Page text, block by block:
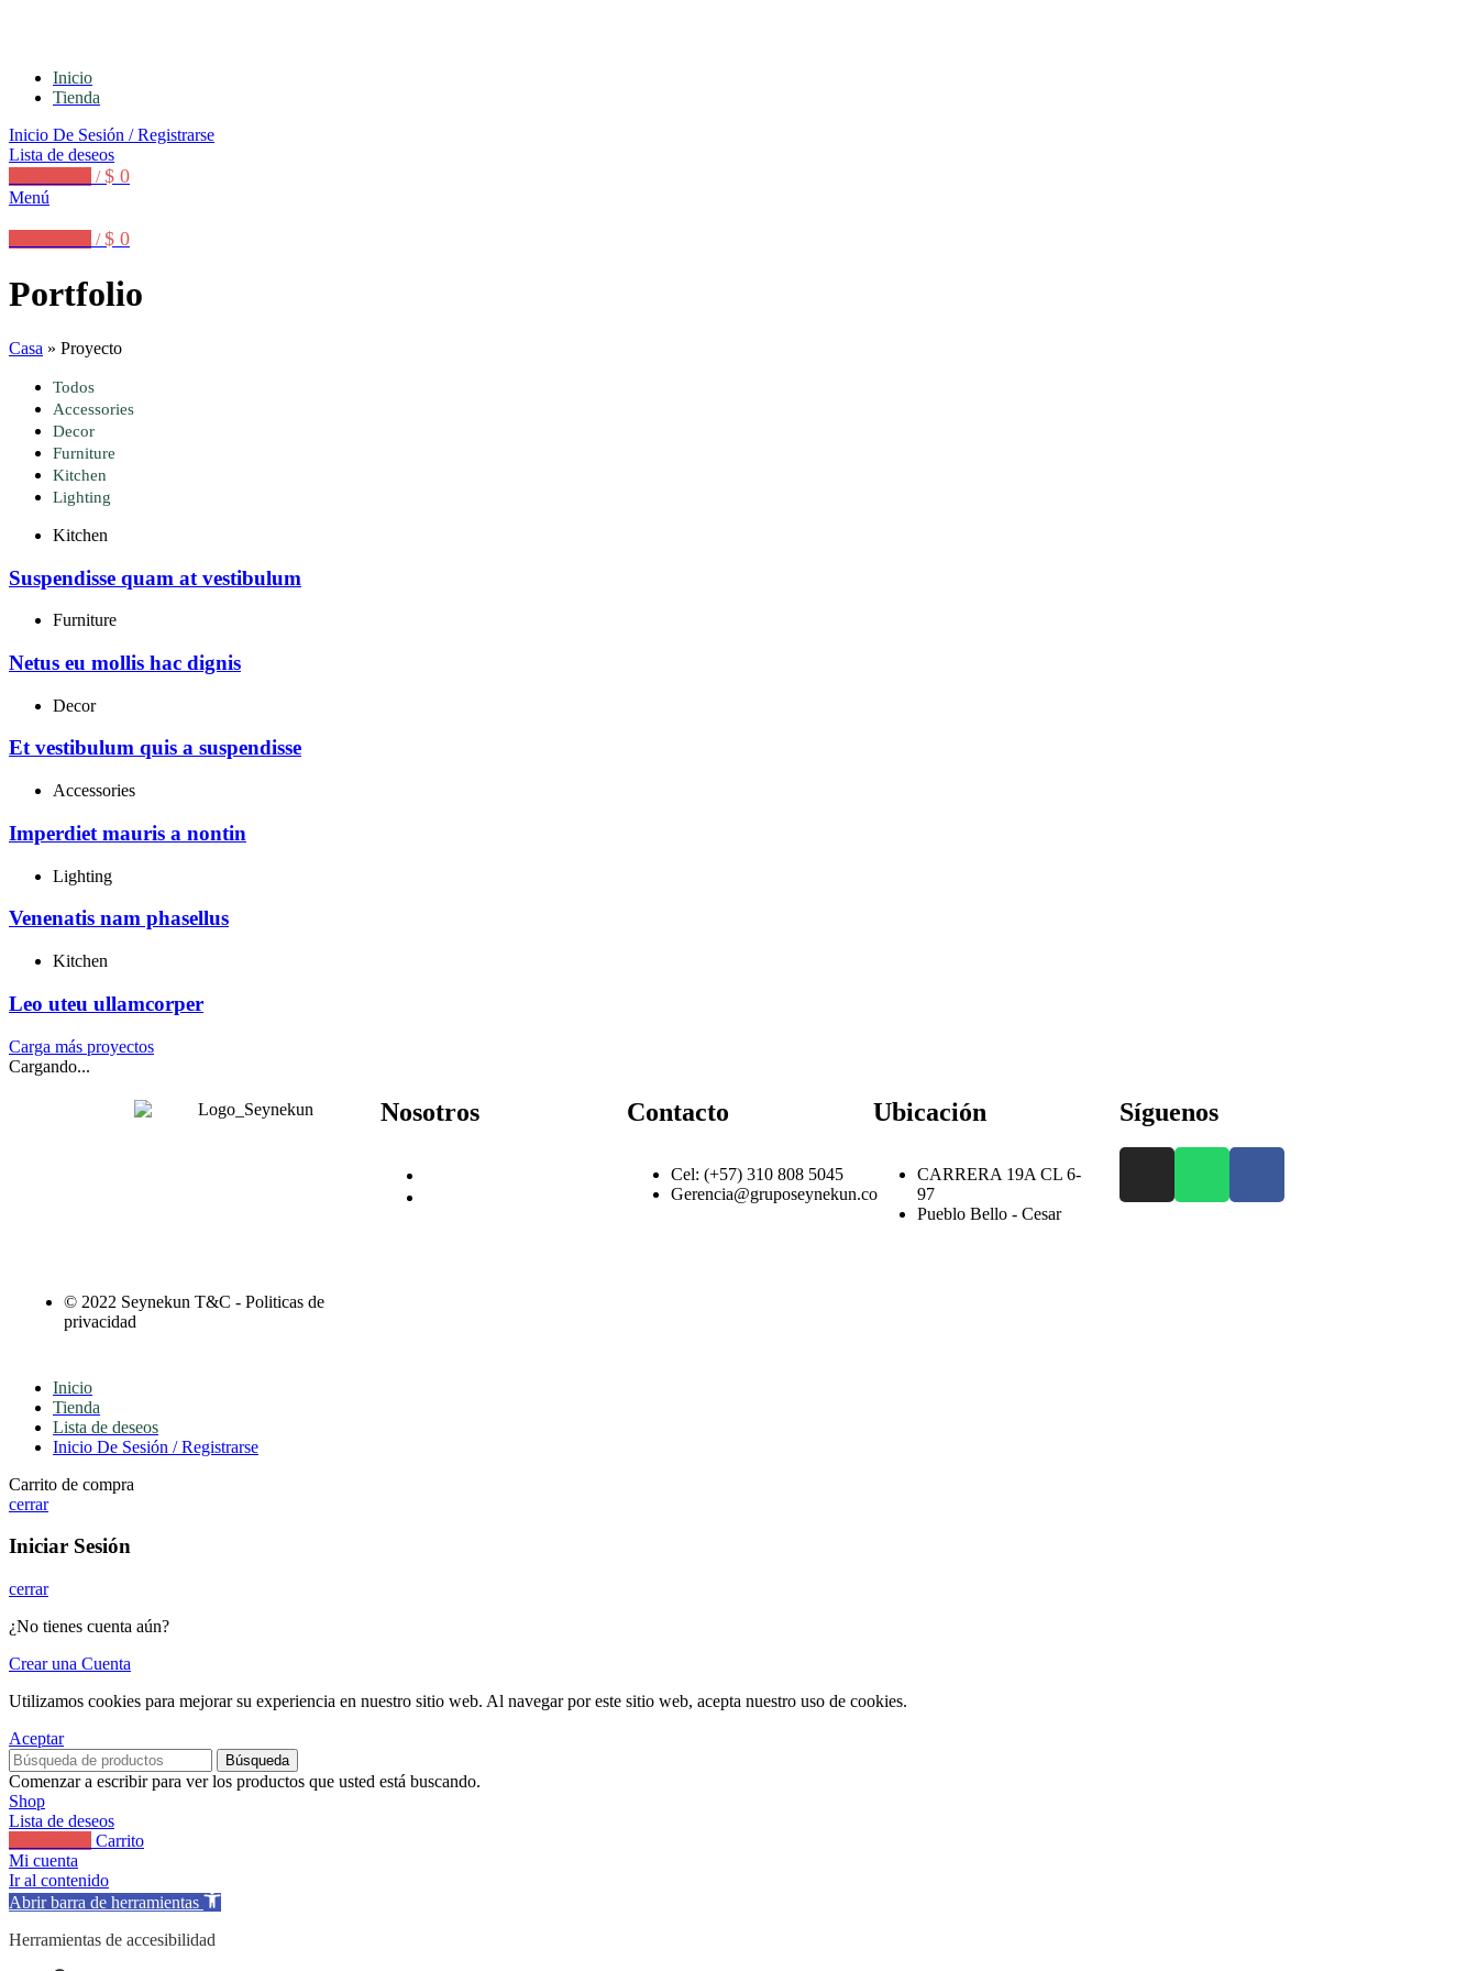
Inicio
Tienda
Inicio De Sesión / Registrarse
Lista de deseos
/ $ 0
Menú
/ $ 0
Portfolio
Casa » Proyecto
Todos
Accessories
Decor
Furniture
Kitchen
Lighting
Kitchen
Suspendisse quam at vestibulum
Furniture
Netus eu mollis hac dignis
Decor
Et vestibulum quis a suspendisse
Accessories
Imperdiet mauris a nontin
Lighting
Venenatis nam phasellus
Kitchen
Leo uteu ullamcorper
Carga más proyectos
Cargando...
Nosotros Contacto
Cel: (+57) 310 808 5045
Gerencia@gruposeynekun.co
Ubicación
CARRERA 19A CL 6-
97
Pueblo Bello - Cesar
Síguenos
© 2022 Seynekun T&C - Politicas de
privacidad
Inicio
Tienda
Lista de deseos
Inicio De Sesión / Registrarse
Carrito de compra
cerrar
Iniciar Sesión
cerrar
¿No tienes cuenta aún?
Crear una Cuenta
Utilizamos cookies para mejorar su experiencia en nuestro sitio web. Al navegar por este sitio web, acepta nuestro uso de cookies.
Aceptar
Búsqueda
Comenzar a escribir para ver los productos que usted está buscando.
Shop
Lista de deseos
Carrito
Mi cuenta
Ir al contenido
Abrir barra de herramientas
Herramientas de accesibilidad